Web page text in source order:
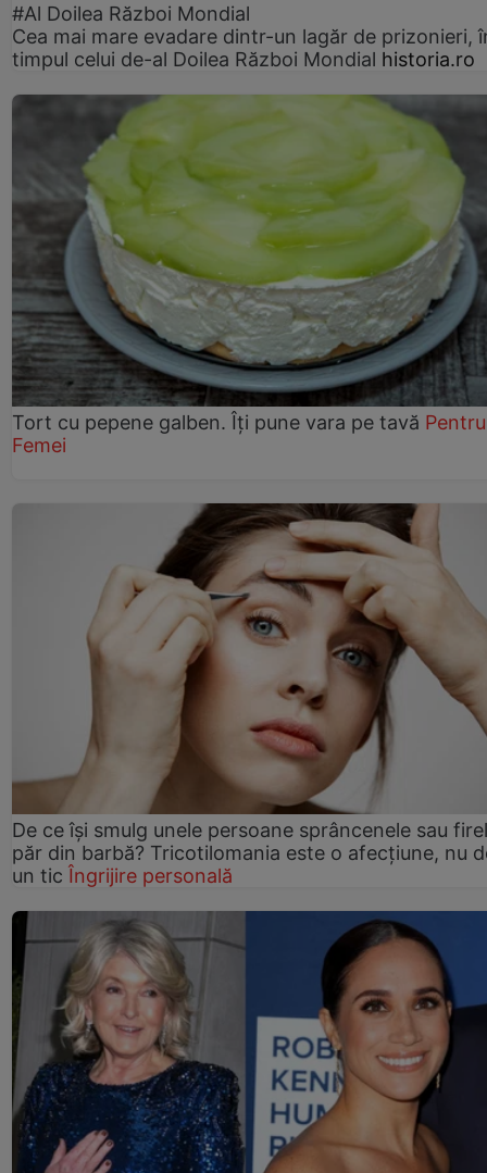
#Al Doilea Război Mondial
Cea mai mare evadare dintr-un lagăr de prizonieri,
timpul celui de-al Doilea Război Mondial historia.ro
Tort cu pepene galben. Îți pune vara pe tavă Pentru
Femei
De ce își smulg unele persoane sprâncenele sau
păr din barbă? Tricotilomania este o afecțiune, nu
un tic Îngrijire personală